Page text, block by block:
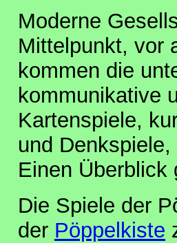
Moderne
Mittelpunkt, vor
kommen die
kommunikative
Kartenspiele,
und
Einen Überblick
Die Spiele der
der Pöppelkiste